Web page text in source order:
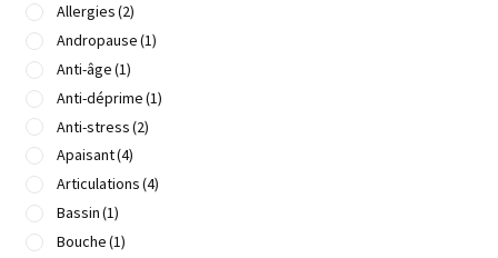
Allergies(2)
Andropause(1)
Anti-âge(1)
Anti-déprime(1)
Anti-stress(2)
Apaisant(4)
Articulations(4)
Bassin(1)
Bouche(1)